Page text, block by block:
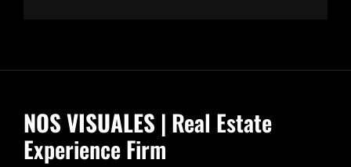
NOS VISUALES| Real Estate
Experience Firm